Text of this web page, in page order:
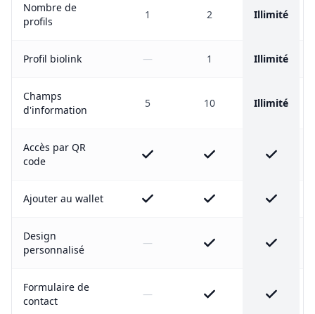
Nombre de
profils
1 2 Illimité
Profil biolink — 1 Illimité
Champs
d'information
5 10 Illimité
Accès par QR
code
Ajouter au wallet
Design
personnalisé
—
Formulaire de
contact
—